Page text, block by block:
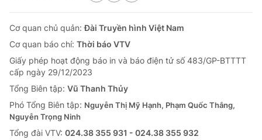
Cơ quan chủ quản:Đài Truyền hình Việt Nam
Cơ quan báo chí: Thời báo VTV
Giấy phép hoạt động báo in và báo điện tử số 483/GP-BTTTT
cấp ngày 29/12/2023
Tổng Biên tập: Vũ Thanh Thủy
Phó Tổng Biên tập: Nguyễn Thị Mỹ Hạnh, Phạm Quốc Thắng,
Nguyễn Trọng Ninh
Tổng đài VTV: 024.38 355 931 - 024.38 355 932